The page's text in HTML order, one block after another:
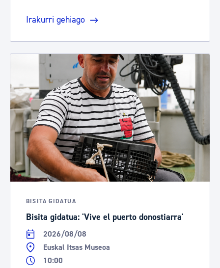
Irakurri gehiago
BISITA GIDATUA
Bisita gidatua: 'Vive el puerto donostiarra'
2026/08/08
Euskal Itsas Museoa
10:00